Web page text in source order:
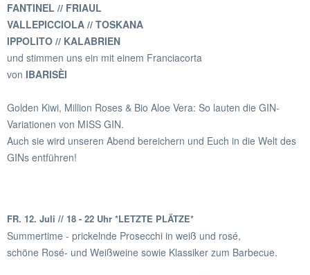
FANTINEL // FRIAUL
VALLEPICCIOLA // TOSKANA
IPPOLITO // KALABRIEN
und stimmen uns ein mit einem Franciacorta
von IBARISÈI
Golden Kiwi, Million Roses & Bio Aloe Vera: So lauten die GIN-
Variationen von MISS GIN.
Auch sie wird unseren Abend bereichern und Euch in die Welt des
GINs entführen!
FR. 12. Juli // 18 - 22 Uhr *LETZTE PLÄTZE*
Summertime - prickelnde Prosecchi in weiß und rosé,
schöne Rosé- und Weißweine sowie Klassiker zum Barbecue.